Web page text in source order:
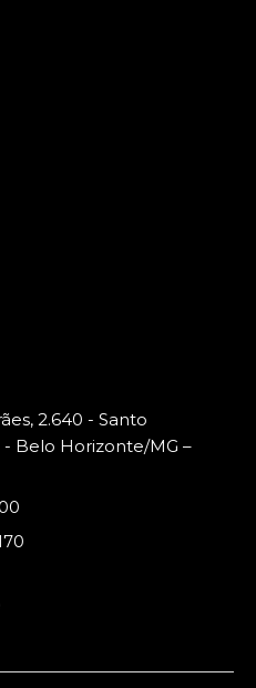
2.640 - Santo
Belo Horizonte/MG –